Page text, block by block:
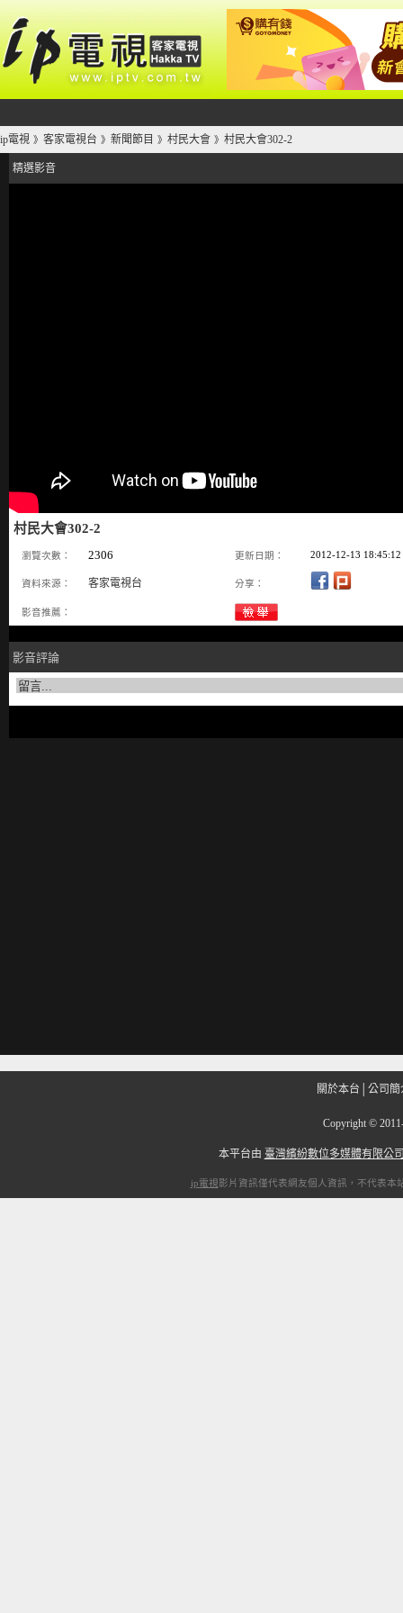
ip電視 》 客家電視台 》 新聞節目 》 村民大會 》 村民大會302-2
精選影音
村民大會302-2
瀏覽次數： 2306 更新日期： 2012-12-13 18:45:12
資料來源： 客家電視台 分享：
影音推薦：
影音評論
關於本台 公司簡
Copyright ©
本平台由 臺灣繽紛數位多媒體有限公
ip電視影片資訊僅代表網友個人資訊，不代表本